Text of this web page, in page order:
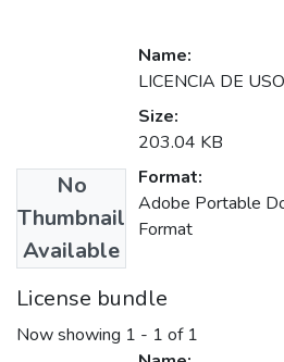
No
Thumbnail
Available
Name:
LICENCIA DE
Size:
203.04 KB
Format:
Adobe Portable
Format
License bundle
Now showing 1 - 1 of 1